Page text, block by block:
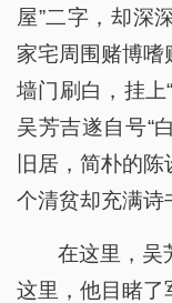
屋”二字，却深
家宅周围赌博
墙门刷白，挂上
吴芳吉遂自号“
旧居，简朴的
个清贫却充满诗
在这里，吴
这里，他目睹了